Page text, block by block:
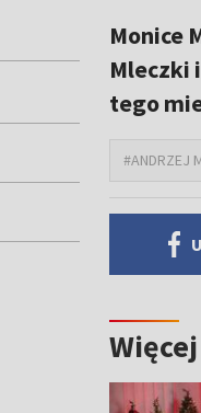
Monice
Mleczki
tego
#ANDRZEJ